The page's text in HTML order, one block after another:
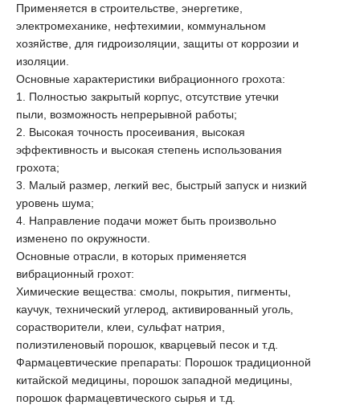
Применяется в строительстве, энергетике,
электромеханике, нефтехимии, коммунальном
хозяйстве, для гидроизоляции, защиты от коррозии и
изоляции.
Основные характеристики вибрационного грохота:
1. Полностью закрытый корпус, отсутствие утечки
пыли, возможность непрерывной работы;
2. Высокая точность просеивания, высокая
эффективность и высокая степень использования
грохота;
3. Малый размер, легкий вес, быстрый запуск и низкий
уровень шума;
4. Направление подачи может быть произвольно
изменено по окружности.
Основные отрасли, в которых применяется
вибрационный грохот:
Химические вещества: смолы, покрытия, пигменты,
каучук, технический углерод, активированный уголь,
сорастворители, клеи, сульфат натрия,
полиэтиленовый порошок, кварцевый песок и т.д.
Фармацевтические препараты: Порошок традиционной
китайской медицины, порошок западной медицины,
порошок фармацевтического сырья и т.д.